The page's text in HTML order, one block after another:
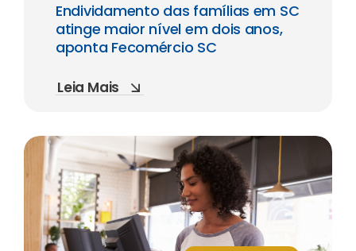
Endividamento das famílias em SC
atinge maior nível em dois anos,
aponta Fecomércio SC
Leia Mais